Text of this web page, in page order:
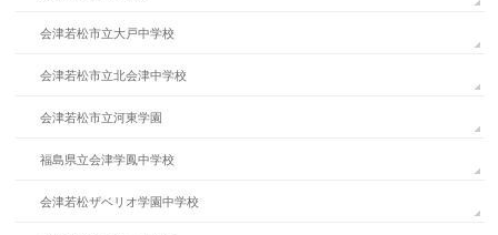
会津若松市立大戸中学校
会津若松市立北会津中学校
会津若松市立河東学園
福島県立会津学鳳中学校
会津若松ザベリオ学園中学校